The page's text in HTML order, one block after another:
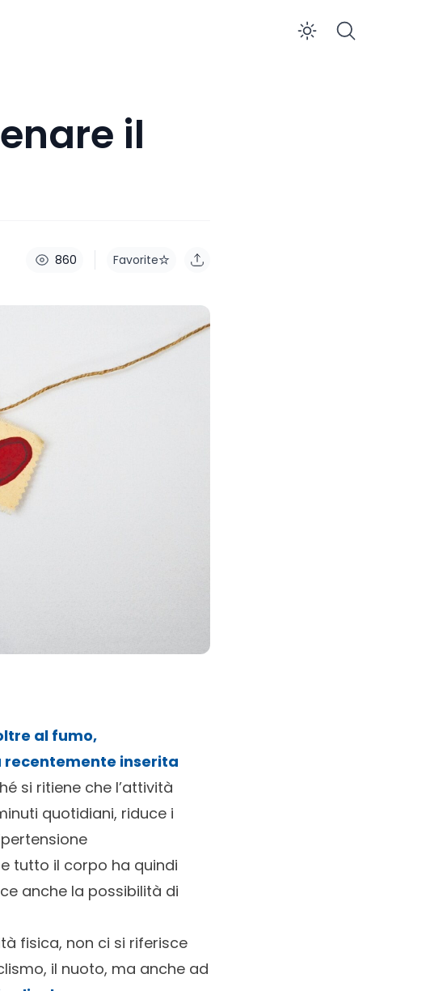
Enable
il
860 Favorite
al fumo,
recentemente inserita
si ritiene che l’attività
quotidiani, riduce i
tutto il corpo ha quindi
anche la possibilità di
fisica, non ci si riferisce
il nuoto, ma anche ad